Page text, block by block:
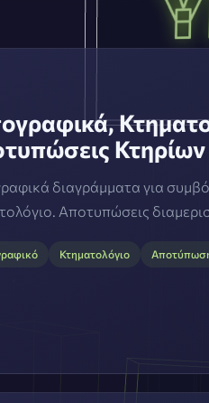
Κτηρίων
διαγράμματα για
Αποτυπώσεις
Κτηματολόγιο